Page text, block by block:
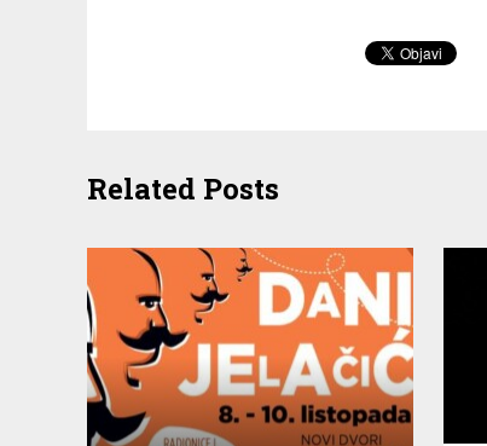
Related Posts